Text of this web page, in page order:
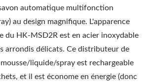
automatique multifonction
au design magnifique. L'apparence
du HK-MSD2R est en acier inoxydable
arrondis délicats. Ce distributeur de
liquide/spray est rechargeable
et il est économe en énergie (donc